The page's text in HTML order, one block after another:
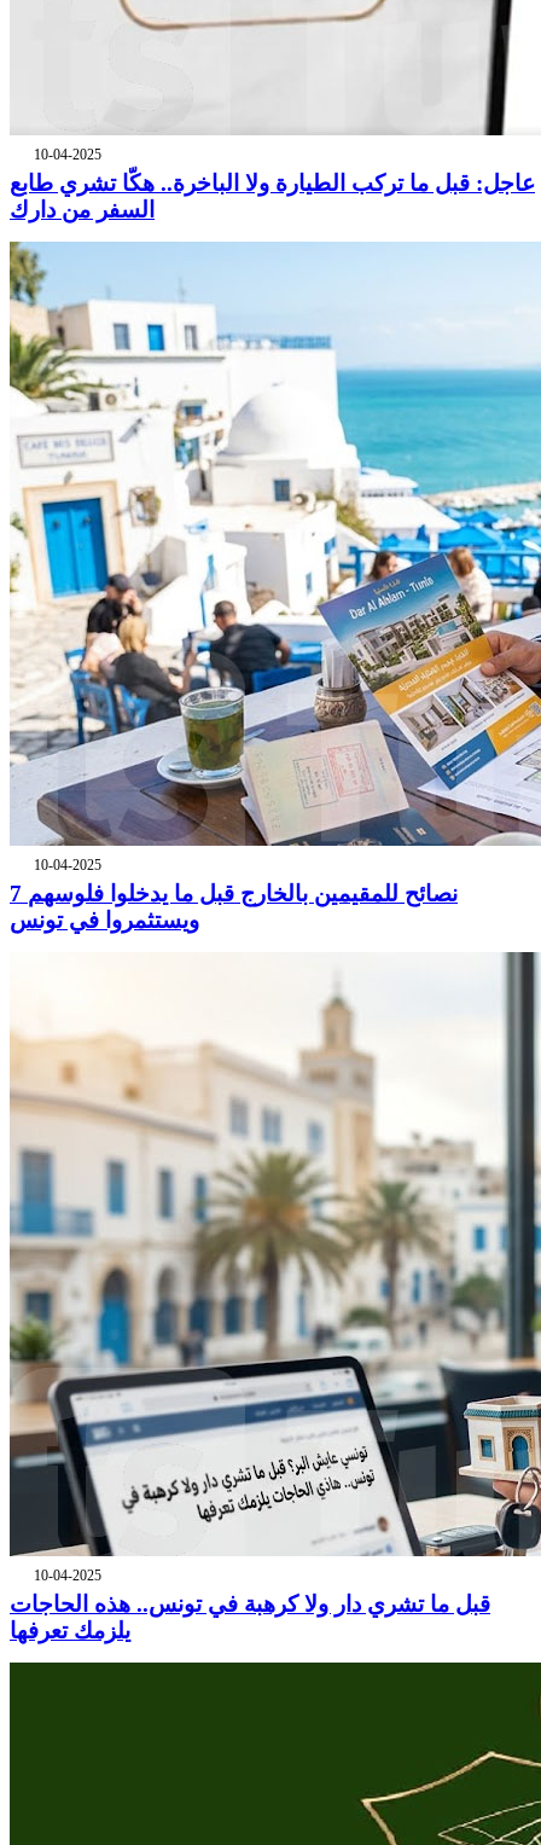
10-04-2025
عاجل: قبل ما تركب الطيارة ولا الباخرة.. هكّا تشري طابع
السفر من دارك
10-04-2025
7 نصائح للمقيمين بالخارج قبل ما يدخلوا فلوسهم
ويستثمروا في تونس
10-04-2025
قبل ما تشري دار ولا كرهبة في تونس.. هذه الحاجات
يلزمك تعرفها